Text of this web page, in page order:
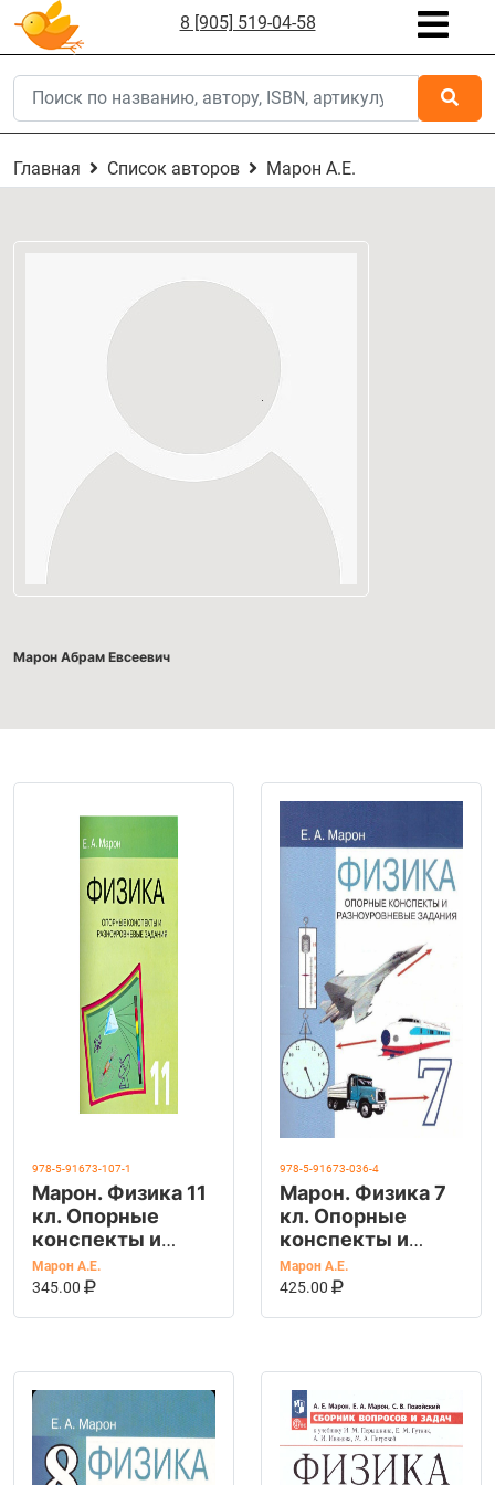
8 [905] 519-04-58
Главная Список авторов Марон А.Е.
Марон Абрам Евсеевич
978-5-91673-107-1
Марон. Физика 11
кл. Опорные
конспекты и
разноуровн.задания.
Марон А.Е.
345.00
В КОРЗИНУ
978-5-91673-036-4
Марон. Физика 7
кл. Опорные
конспекты и
разноуровн.
задания.
Марон А.Е.
425.00
В КОРЗИНУ